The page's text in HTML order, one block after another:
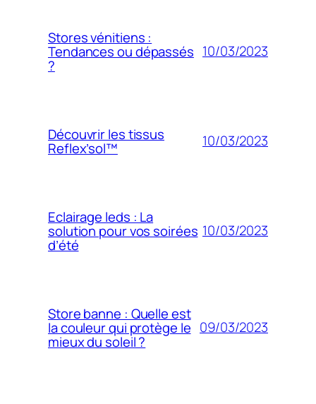
Stores vénitiens :
Tendances ou dépassés
?
10/03/2023
Découvrir les tissus
Reflex’sol™ 10/03/2023
Eclairage leds : La
solution pour vos soirées
d’été
10/03/2023
Store banne : Quelle est
la couleur qui protège le
mieux du soleil ?
09/03/2023